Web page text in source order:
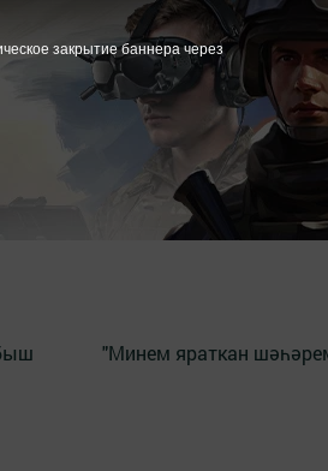
"Минем яраткан
закрытие баннера через